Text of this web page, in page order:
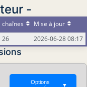
-
chaînes
Mise à jour
26 2026-06-28 08:17
Options
▼